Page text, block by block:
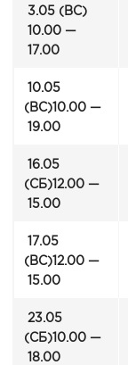
3.05 (ВС)
10.00 —
17.00
10.05
(ВС)10.00 —
19.00
16.05
(СБ)12.00 —
15.00
17.05
(ВС)12.00 —
15.00
23.05
(СБ)10.00 —
18.00